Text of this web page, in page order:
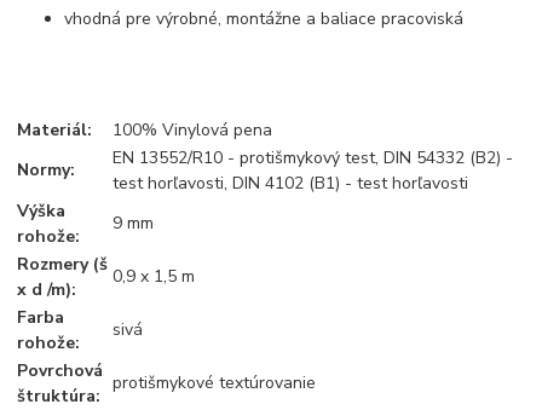
vhodná pre výrobné, montážne a baliace pracoviská
Materiál:
100% Vinylová pena
Normy:
EN 13552/R10 - protišmykový test, DIN 54332 (B2) -
test horľavosti, DIN 4102 (B1) - test horľavosti
Výška
rohože:
9 mm
Rozmery (š
x d /m):
0,9 x 1,5 m
Farba
rohože:
sivá
Povrchová
štruktúra:
protišmykové textúrovanie